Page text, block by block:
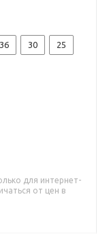
36 30 25
для интернет-
от цен в